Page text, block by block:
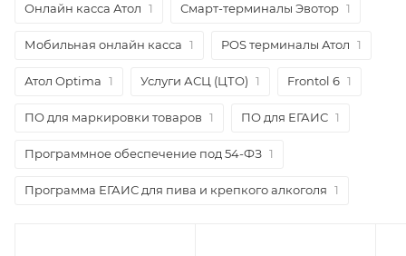
Онлайн касса Атол 1 Смарт-терминалы Эвотор 1
Мобильная онлайн касса 1 POS терминалы Атол 1
Атол Optima 1 Услуги АСЦ (ЦТО) 1 Frontol 6 1
ПО для маркировки товаров 1 ПО для ЕГАИС 1
Программное обеспечение под 54-ФЗ 1
Программа ЕГАИС для пива и крепкого алкоголя 1